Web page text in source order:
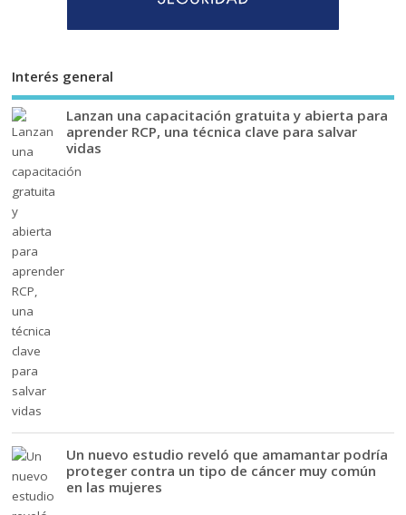
Interés general
Lanzan una capacitación gratuita y abierta para
aprender RCP, una técnica clave para salvar
vidas
Un nuevo estudio reveló que amamantar podría
proteger contra un tipo de cáncer muy común
en las mujeres